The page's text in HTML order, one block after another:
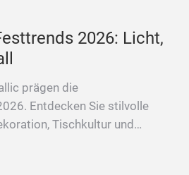
2026: Licht,
prägen die
Tischkultur und